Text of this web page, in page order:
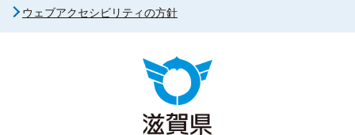
ウェブアクセシビリティの方針